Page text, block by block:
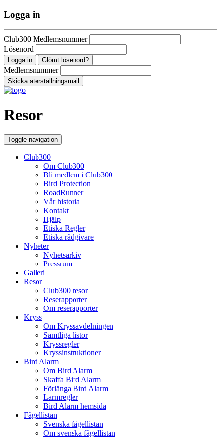
Logga in
Club300 Medlemsnummer
Lösenord
Glömt lösenord?
Medlemsnummer
Resor
Toggle navigation
Club300
Om Club300
Bli medlem i Club300
Bird Protection
RoadRunner
Vår historia
Kontakt
Hjälp
Etiska Regler
Etiska rådgivare
Nyheter
Nyhetsarkiv
Pressrum
Galleri
Resor
Club300 resor
Reserapporter
Om reserapporter
Kryss
Om Kryssavdelningen
Samtliga listor
Kryssregler
Kryssinstruktioner
Bird Alarm
Om Bird Alarm
Skaffa Bird Alarm
Förlänga Bird Alarm
Larmregler
Bird Alarm hemsida
Fågellistan
Svenska fågellistan
Om svenska fågellistan